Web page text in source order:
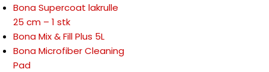
Bona Supercoat lakrulle
25 cm – 1 stk
Bona Mix & Fill Plus 5L
Bona Microfiber Cleaning
Pad